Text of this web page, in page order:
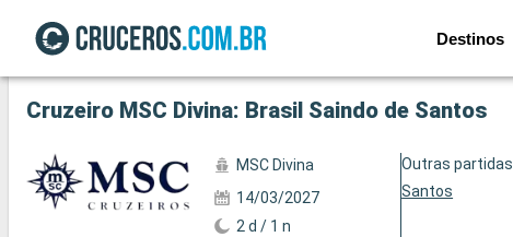
Destinos
Ver a 141 fotos
Cruzeiro MSC Divina: Brasil Saindo de Santos
MSC Divina
14/03/2027
2 d / 1 n
Outras partidas
Santos